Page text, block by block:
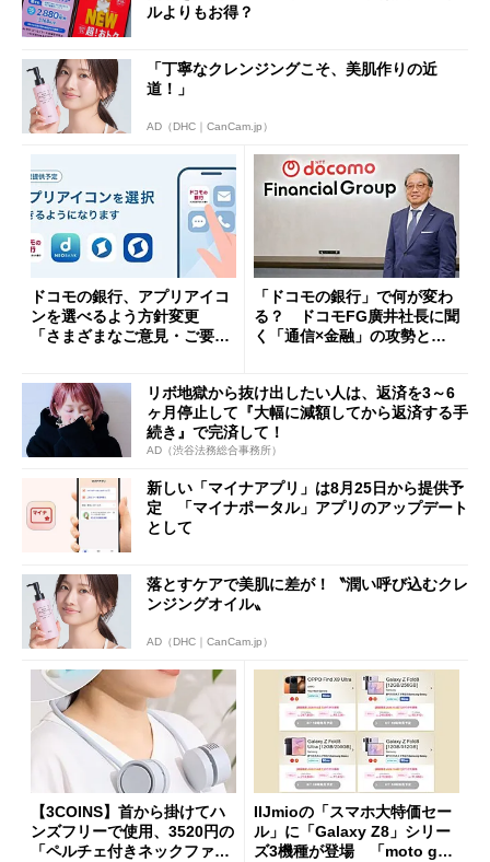
ルよりもお得？
「丁寧なクレンジングこそ、美肌作りの近
道！」
AD（DHC｜CanCam.jp）
ドコモの銀行、アプリアイコ
ンを選べるよう方針変更
「さまざまなご意見・ご要望
「ドコモの銀行」で何が変わ
る？ ドコモFG廣井社長に聞
く「通信×金融」の攻勢とグ
リボ地獄から抜け出したい人は、返済を3～6
ヶ月停止して『大幅に減額してから返済する手
続き』で完済して！
AD（渋谷法務総合事務所）
新しい「マイナアプリ」は8月25日から提供予
定 「マイナポータル」アプリのアップデート
として
落とすケアで美肌に差が！〝潤い呼び込むクレ
ンジングオイル〟
AD（DHC｜CanCam.jp）
【3COINS】首から掛けてハ
ンズフリーで使用、3520円の
「ペルチェ付きネックファ
IIJmioの「スマホ大特価セー
ル」に「Galaxy Z8」シリー
ズ3機種が登場 「moto g37